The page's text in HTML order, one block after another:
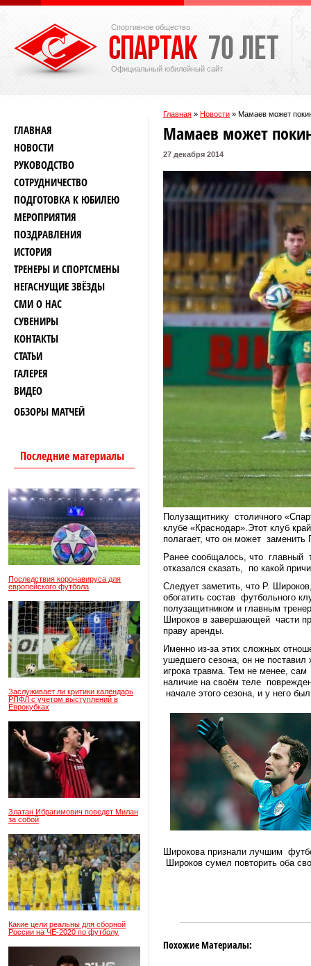
Спортивное общество
Официальный юбилейный сайт
Главная » Новости » Мамаев может
ГЛАВНАЯ
НОВОСТИ
РУКОВОДСТВО
СОТРУДНИЧЕСТВО
ПОДГОТОВКА К ЮБИЛЕЮ
МЕРОПРИЯТИЯ
ПОЗДРАВЛЕНИЯ
ИСТОРИЯ
ТРЕНЕРЫ И СПОРТСМЕНЫ
НЕГАСНУЩИЕ ЗВЁЗДЫ
СМИ О НАС
СУВЕНИРЫ
КОНТАКТЫ
СТАТЬИ
ГАЛЕРЕЯ
ВИДЕО
ОБЗОРЫ МАТЧЕЙ
Последние материалы
Последствия коронавируса для
европейского футбола
Заслуживает ли критики календарь
РПФЛ с учетом выступлений в
Еврокубках
Златан Ибрагимович поведет Милан
за собой
Какие цели реальны для сборной
России на ЧЕ-2020 по футболу
Мамаев может
27 декабря 2014
Полузащитнику столичного
клубе «Краснодар».Этот клуб
полагает, что он может
Ранее сообщалось, что главный
отказался сказать, по какой
Следует заметить, что Р.
обогатить состав футбольного
полузащитником и главным
Широков в завершающей части
праву аренды.
Именно из-за этих сложных
ушедшего сезона, он не поставил
игрока травма. Тем не менее, сам
наличие на своём теле
начале этого сезона, и у него
Широкова признали лучшим
Широков сумел повторить оба
Похожие Материалы: